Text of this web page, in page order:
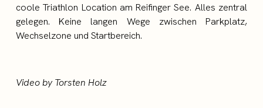
coole Triathlon Location am Reifinger See. Alles zentral
gelegen. Keine langen Wege zwischen Parkplatz,
Wechselzone und Startbereich.
Video by Torsten Holz